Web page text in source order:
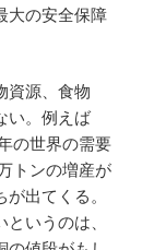
大の安全保障
資源、食物
い。例えば
の世界の需要
トンの増産が
出てくる。
いうのは、